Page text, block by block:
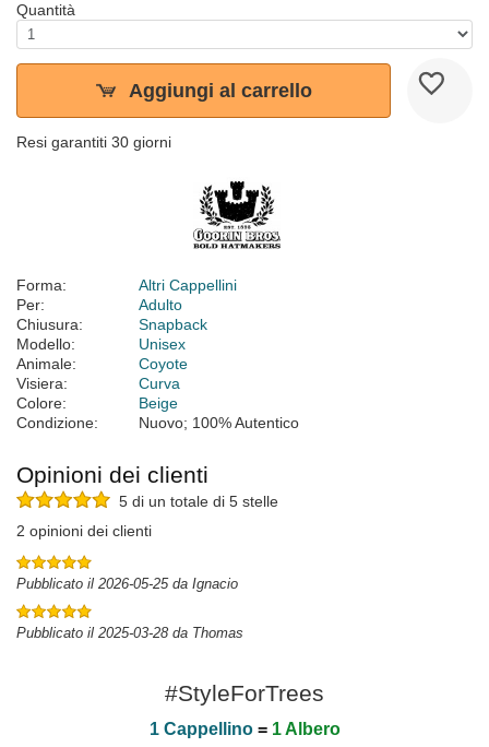
Quantità
Aggiungi al carrello
Resi garantiti 30 giorni
Forma:
Altri Cappellini
Per:
Adulto
Chiusura:
Snapback
Modello:
Unisex
Animale:
Coyote
Visiera:
Curva
Colore:
Beige
Condizione:
Nuovo; 100% Autentico
Opinioni dei clienti
5 di un totale di 5 stelle
2 opinioni dei clienti
Pubblicato il 2026-05-25 da Ignacio
Pubblicato il 2025-03-28 da Thomas
#StyleForTrees
1 Cappellino= 1 Albero